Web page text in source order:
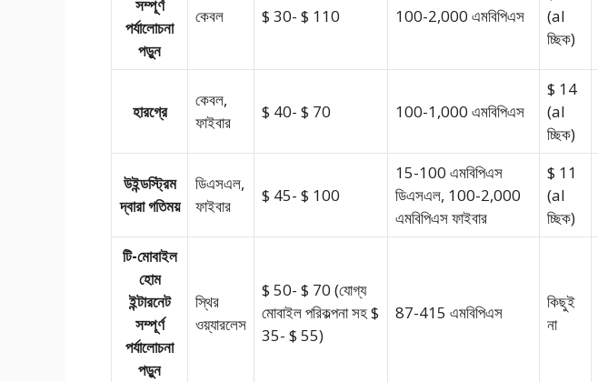
সম্পূর্ণ
পর্যালোচনা
পড়ুন
কেবল $ 30- $ 110 100-2,000 এমবিপিএস
(al
চ্ছিক)
হারগ্রে
কেবল,
ফাইবার
$ 40- $ 70 100-1,000 এমবিপিএস
$ 14
(al
চ্ছিক)
উইন্ডস্ট্রিম
দ্বারা গতিময়
ডিএসএল,
ফাইবার
$ 45- $ 100
15-100 এমবিপিএস
ডিএসএল, 100-2,000
এমবিপিএস ফাইবার
$ 11
(al
চ্ছিক)
টি-মোবাইল
হোম
ইন্টারনেট
সম্পূর্ণ
পর্যালোচনা
পড়ুন
স্থির
ওয়্যারলেস
$ 50- $ 70 (যোগ্য
মোবাইল পরিকল্পনা সহ $
35- $ 55)
87-415 এমবিপিএস
কিছুই
না